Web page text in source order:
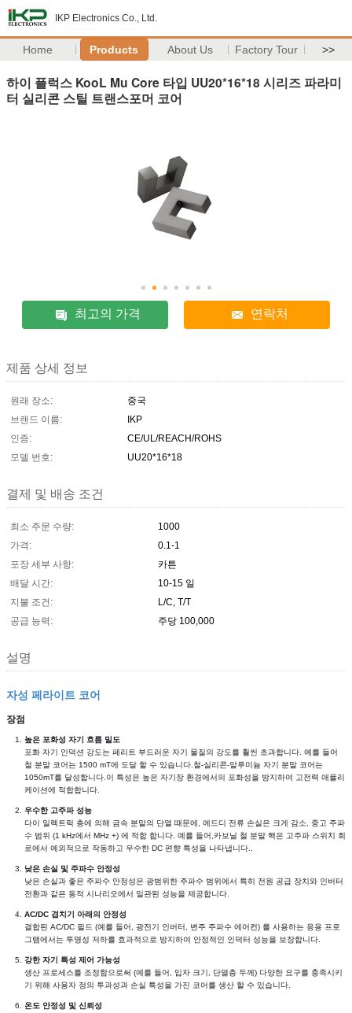
IKP Electronics Co., Ltd.
Home Products About Us Factory Tour >>
하이 플럭스 KooL Mu Core 타입 UU20*16*18 시리즈 파라미
터 실리콘 스틸 트랜스포머 코어
최고의 가격 연락처
제품 상세 정보
원래 장소:
중국
브랜드 이름:
IKP
인증:
CE/UL/REACH/ROHS
모델 번호:
UU20*16*18
결제 및 배송 조건
최소 주문 수량:
1000
가격:
0.1-1
포장 세부 사항:
카튼
배달 시간:
10-15 일
지불 조건:
L/C, T/T
공급 능력:
주당 100,000
설명
자성 페라이트 코어
장점
높은 포화성 자기 흐름 밀도
포화 자기 인덕션 강도는 페리트 부드러운 자기 물질의 강도를 훨씬 초과합니다. 예를 들어
철 분말 코어는 1500 mT에 도달 할 수 있습니다.철-실리콘-알루미늄 자기 분말 코어는
1050mT를 달성합니다.이 특성은 높은 자기장 환경에서의 포화성을 방지하여 고전력 애플리
케이션에 적합합니다.
우수한 고주파 성능
다이 일렉트릭 층에 의해 금속 분말의 단열 때문에, 에드디 전류 손실은 크게 감소, 중고 주파
수 범위 (1 kHz에서 MHz +) 에 적합 합니다. 예를 들어,카보닐 철 분말 핵은 고주파 스위치 회
로에서 예외적으로 작동하고 우수한 DC 편향 특성을 나타냅니다..
낮은 손실 및 주파수 안정성
낮은 손실과 좋은 주파수 안정성은 광범위한 주파수 범위에서 특히 전원 공급 장치와 인버터
전환과 같은 동적 시나리오에서 일관된 성능을 제공합니다.
AC/DC 겹치기 아래의 안정성
결합된 AC/DC 필드 (예를 들어, 광전기 인버터, 변주 주파수 에어컨) 를 사용하는 응용 프로
그램에서는 투명성 저하를 효과적으로 방지하여 안정적인 인덕터 성능을 보장합니다.
강한 자기 특성 제어 가능성
생산 프로세스를 조정함으로써 (예를 들어, 입자 크기, 단열층 두께) 다양한 요구를 충족시키
기 위해 사용자 정의 투과성과 손실 특성을 가진 코어를 생산 할 수 있습니다.
온도 안정성 및 신뢰성